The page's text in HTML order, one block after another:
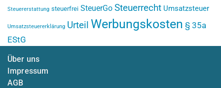
Steuererstattung steuerfrei SteuerGo Steuerrecht Umsatzsteuer
Umsatzsteuererklärung Urteil Werbungskosten § 35a
EStG
Über uns
Impressum
AGB